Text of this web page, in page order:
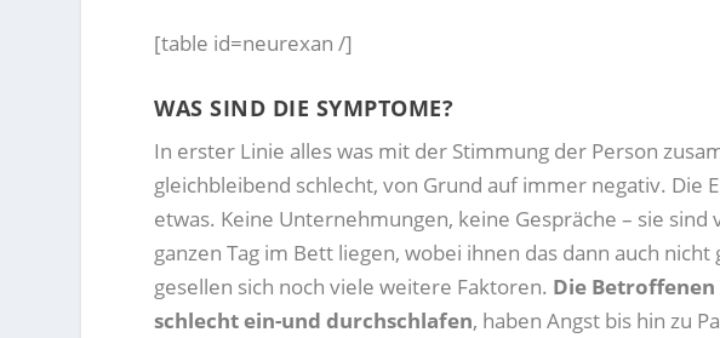
[table id=neurexan /]
WAS SIND DIE SYMPTOME?
In erster Linie alles was mit der Stimmung der Person
gleichbleibend schlecht, von Grund auf immer negativ. Die
etwas. Keine Unternehmungen, keine Gespräche – sie
ganzen Tag im Bett liegen, wobei ihnen das dann auch
gesellen sich noch viele weitere Faktoren. Die
schlecht ein-und durchschlafen, haben Angst bis hin zu